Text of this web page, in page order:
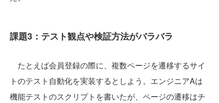
課題3：テスト観点や検証方法がバラバラ
たとえば会員登録の際に、複数ページを遷移するサイ
トのテスト自動化を実装するとしよう。エンジニアAは
機能テストのスクリプトを書いたが、ページの遷移はチ